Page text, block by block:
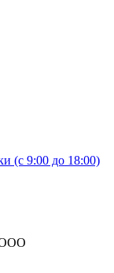
(с 9:00 до 18:00)
ООО